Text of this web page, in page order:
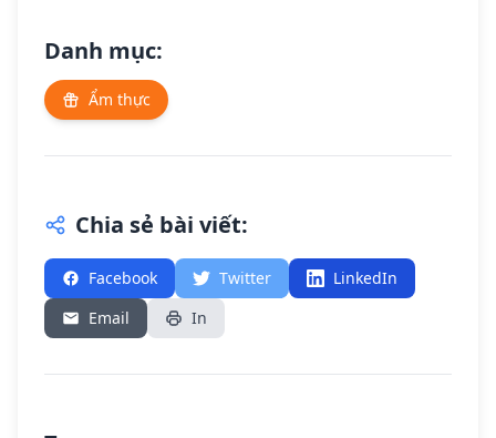
Danh mục:
Ẩm thực
Chia sẻ bài viết:
Facebook Twitter
LinkedIn
Email
In